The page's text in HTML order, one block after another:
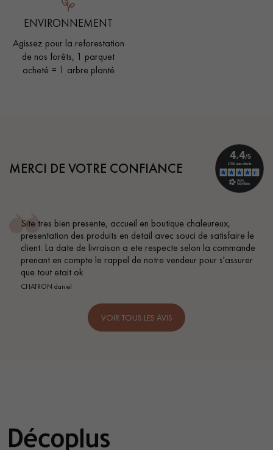
ENVIRONNEMENT
Agissez pour la reforestation
de nos forêts, 1 parquet
acheté = 1 arbre planté
MERCI DE VOTRE CONFIANCE
satisfaire le
la commande
s'assurer
Conseil parfait, échanges fluides. Je
BEILE FRANCK
VOIR TOUS LES AVIS